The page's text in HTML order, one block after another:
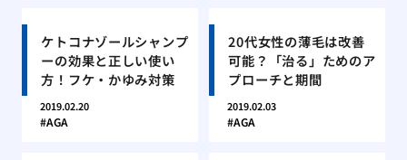
ケトコナゾールシャンプ
ーの効果と正しい使い
方！フケ・かゆみ対策
2019.02.20
AGA
20代女性の薄毛は改善
可能？「治る」ためのア
プローチと期間
2019.02.03
AGA